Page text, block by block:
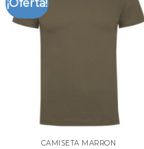
¡Oferta!
CAMISETA MARRON